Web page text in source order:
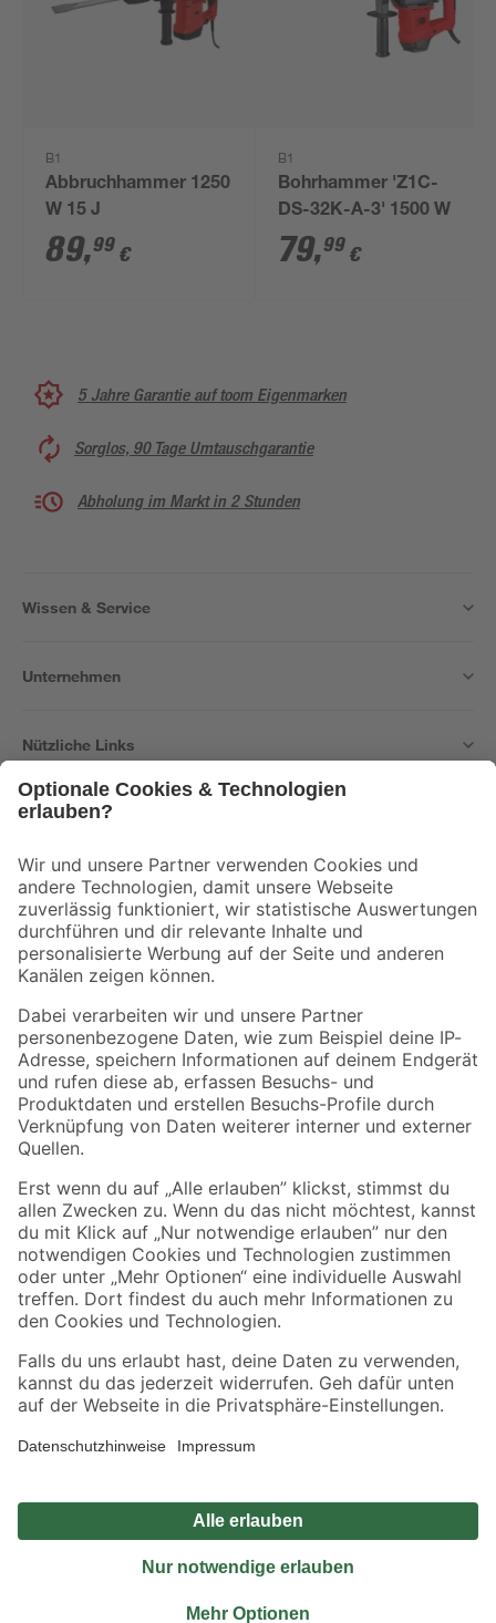
B1
Abbruchhammer 1250
W 15 J
89,99 €
B1
Bohrhammer 'Z1C-
DS-32K-A-3' 1500 W
79,99 €
5 Jahre Garantie auf toom Eigenmarken
Sorglos, 90 Tage Umtauschgarantie
Abholung im Markt in 2 Stunden
Wissen & Service
Unternehmen
Nützliche Links
Der toom Newsletter: Keine Angebote und Aktionen mehr verpassen!
Zur Newsletter Anmeldung
Folge uns
Zahlungsarten Versandarten
Sicher einkaufen
Jetzt die toom-App herunterladen
Alle Preisangaben in EUR inkl. gesetzl. MwSt.. Die dargestellten Angebote sind unter
Umständen nicht in allen Märkten verfügbar. Die angegebenen Verfügbarkeiten beziehen
Produkte nur solange der Vorrat reicht.
*Paketversand ab 59 € versandkostenfrei, gilt nicht für Artikel mit Speditionsversand, hier
Privatsphäre Impressum
Nutzungsbedingungen
Widerrufsrecht
Vertrag widerrufen
© 2026 toom Baumarkt GmbH